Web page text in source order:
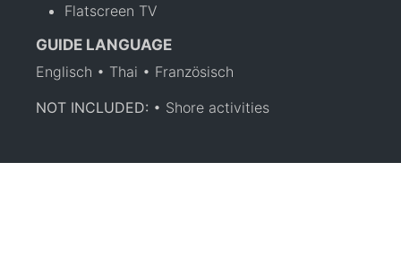
Flatscreen TV
GUIDE LANGUAGE
Englisch • Thai • Französisch
NOT INCLUDED: • Shore activities